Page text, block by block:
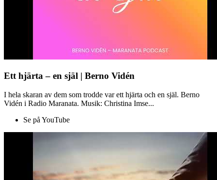
Ett hjärta – en själ | Berno Vidén
I hela skaran av dem som trodde var ett hjärta och en själ. Berno
Vidén i Radio Maranata. Musik: Christina Imse...
Se på YouTube